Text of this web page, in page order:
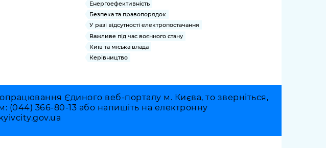
Енергоефективність
Безпека та правопорядок
У разі відсутності електропостачання
Важливе під час воєнного стану
Київ та міська влада
Керівництво
Єдиного веб-порталу м. Києва, то зверніться,
(044) 366-80-13 або напишіть на електронну